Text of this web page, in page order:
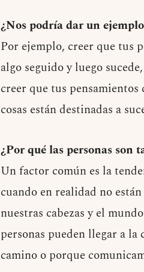
¿Nos podría dar un
Por ejemplo, creer que tus
algo seguido y luego
creer que tus
cosas están destinadas a
¿Por qué las personas son
Un factor común es la
cuando en realidad no
nuestras cabezas y el
personas pueden llegar a
camino o porque